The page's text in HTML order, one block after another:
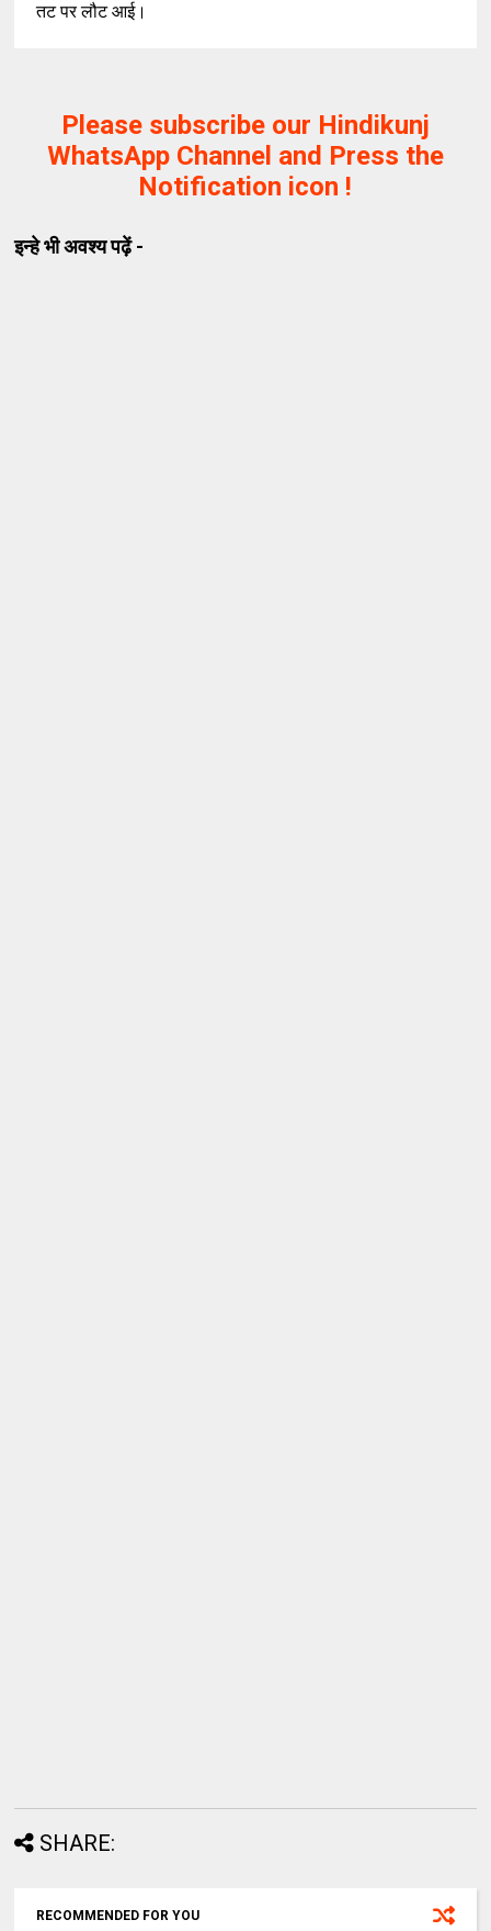
तट पर लौट आई।
Please subscribe our Hindikunj
WhatsApp Channel and Press the
Notification icon !
इन्हे भी अवश्य पढ़ें -
SHARE:
RECOMMENDED FOR YOU